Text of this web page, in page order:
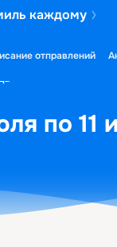
каждому
отправлений
по 11